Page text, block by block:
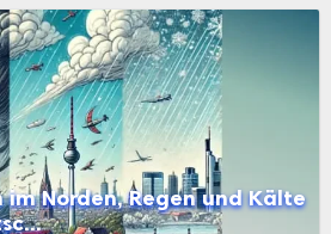
Barleben Bernburg
Bismark Bitterfeld-Wolfen
Braunsbedra
Coswig Dessau
im Norden, Regen und Kälte